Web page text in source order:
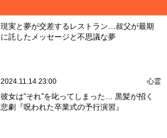
現実と夢が交差するレストラン…叔父が最期
に託したメッセージと不思議な夢
2024.11.14 23:00 心霊
彼女は“それ”を叱ってしまった… 黒髪が招く
悲劇『呪われた卒業式の予行演習』